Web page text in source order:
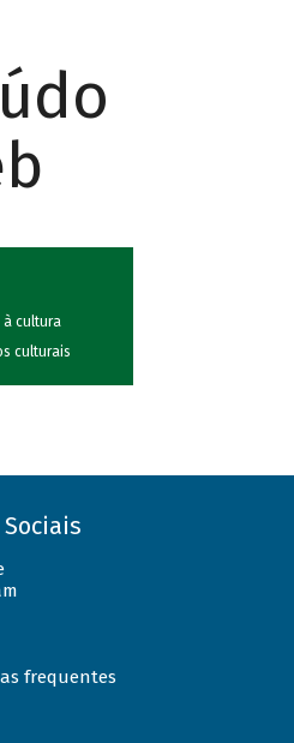
à cultura
culturais
Sociais
frequentes